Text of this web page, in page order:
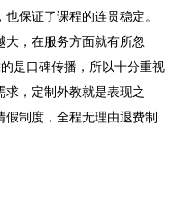
保证了课程的连贯稳定。
，在服务方面就有所忽
是口碑传播，所以十分重视
，定制外教就是表现之
制度，全程无理由退费制